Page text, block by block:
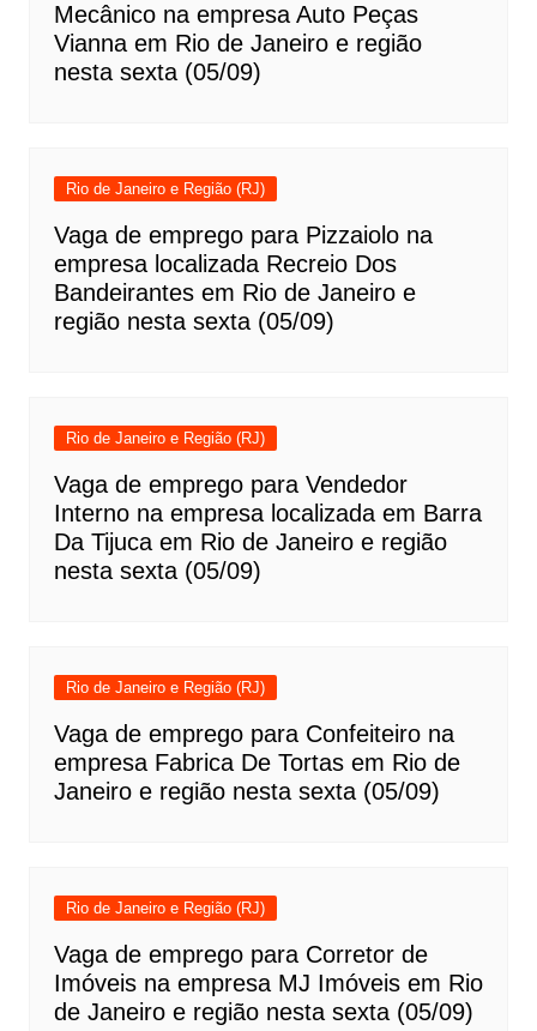
Mecânico na empresa Auto Peças
Vianna em Rio de Janeiro e região
nesta sexta (05/09)
Rio de Janeiro e Região (RJ)
Vaga de emprego para Pizzaiolo na
empresa localizada Recreio Dos
Bandeirantes em Rio de Janeiro e
região nesta sexta (05/09)
Rio de Janeiro e Região (RJ)
Vaga de emprego para Vendedor
Interno na empresa localizada em Barra
Da Tijuca em Rio de Janeiro e região
nesta sexta (05/09)
Rio de Janeiro e Região (RJ)
Vaga de emprego para Confeiteiro na
empresa Fabrica De Tortas em Rio de
Janeiro e região nesta sexta (05/09)
Rio de Janeiro e Região (RJ)
Vaga de emprego para Corretor de
Imóveis na empresa MJ Imóveis em Rio
de Janeiro e região nesta sexta (05/09)